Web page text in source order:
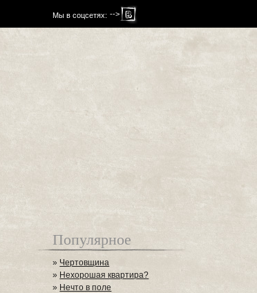
Мы в соцсетях: -->
Популярное
» Чертовщина
» Нехорошая квартира?
» Нечто в поле